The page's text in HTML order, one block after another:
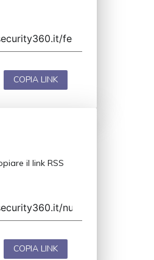
COPIA LINK
il link RSS
COPIA LINK